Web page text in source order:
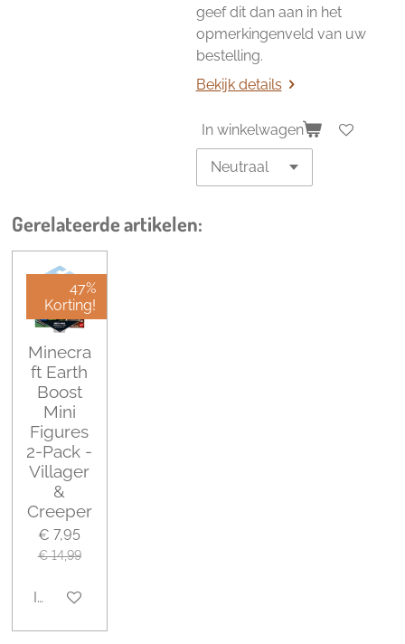
geef dit dan aan in het
opmerkingenveld van uw
bestelling.
Bekijk details
In winkelwagen
Gerelateerde artikelen:
47%
Korting!
Minecra
ft Earth
Boost
Mini
Figures
2-Pack -
Villager
&
Creeper
€ 7,95
€ 14,99
In winkelwagen